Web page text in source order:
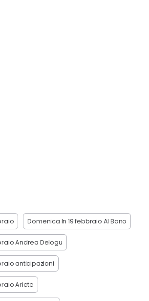
Domenica In 19 febbraio Al Bano
Andrea Delogu
anticipazioni
Ariete